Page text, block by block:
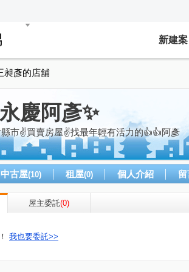
新建案
昶彥的店舖
慶阿彥✨
縣市✌買賣房屋✌找最年輕有活力的👍👍阿彥
中古屋(10) 租屋(0) 個人介紹
屋主委託(0)
我也要委託>>